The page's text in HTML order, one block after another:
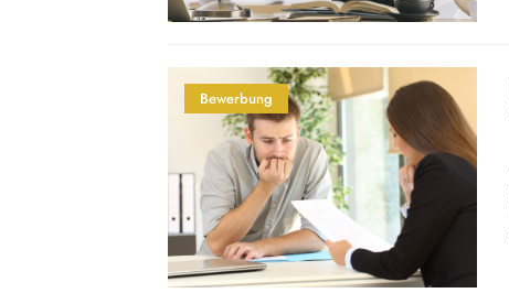
Bewerbung